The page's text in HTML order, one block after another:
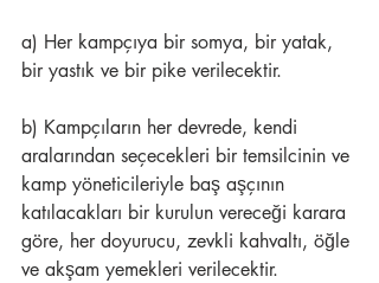
a) Her kampçıya bir somya, bir yatak,
bir yastık ve bir pike verilecektir.
b) Kampçıların her devrede, kendi
aralarından seçecekleri bir temsilcinin ve
kamp yöneticileriyle baş aşçının
katılacakları bir kurulun vereceği karara
göre, her doyurucu, zevkli kahvaltı, öğle
ve akşam yemekleri verilecektir.